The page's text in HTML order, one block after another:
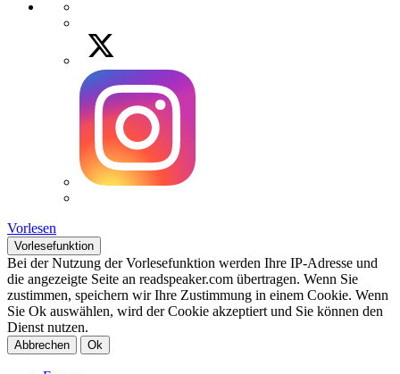
Vorlesen
Vorlesefunktion
Bei der Nutzung der Vorlesefunktion werden Ihre IP-Adresse und
die angezeigte Seite an readspeaker.com übertragen. Wenn Sie
zustimmen, speichern wir Ihre Zustimmung in einem Cookie. Wenn
Sie Ok auswählen, wird der Cookie akzeptiert und Sie können den
Dienst nutzen.
Abbrechen Ok